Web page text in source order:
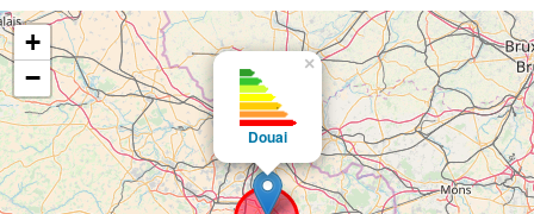
Douai
×
+
−